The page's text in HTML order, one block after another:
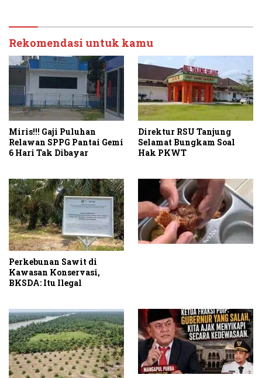
Rekomendasi untuk kamu
Miris!!! Gaji Puluhan
Relawan SPPG Pantai Gemi
6 Hari Tak Dibayar
Direktur RSU Tanjung
Selamat Bungkam Soal
Hak PKWT
Perkebunan Sawit di
Kawasan Konservasi,
BKSDA: Itu Ilegal